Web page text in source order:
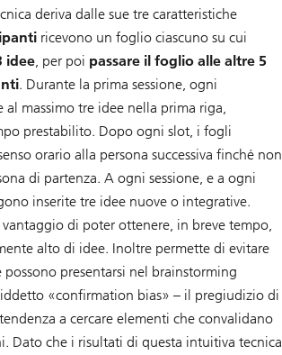
deriva dalle sue tre caratteristiche
ricevono un foglio ciascuno su cui
idee, per poi passare il foglio alle altre 5
. Durante la prima sessione, ogni
al massimo tre idee nella prima riga,
prestabilito. Dopo ogni slot, i fogli
orario alla persona successiva finché non
di partenza. A ogni sessione, e a ogni
inserite tre idee nuove o integrative.
di poter ottenere, in breve tempo,
alto di idee. Inoltre permette di evitare
possono presentarsi nel brainstorming
«confirmation bias» – il pregiudizio di
a cercare elementi che convalidano
Dato che i risultati di questa intuitiva tecnica